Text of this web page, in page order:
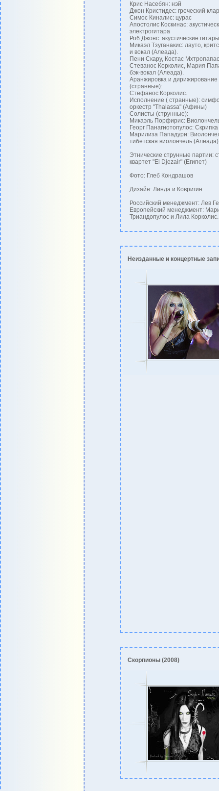
Крис Насебян: нэй
Джон Кристидес: греческий
Симос Киналис: цурас
Апостолис Коскинас:
электрогитара
Роб Джонс: акустические гитары
Микаэл Тзуганакис: лауто,
и вокал (Алеада).
Пени Скару, Костас
Стеванос Корколис, Мария
бэк-вокал (Алеада).
Аранжировка и дирижирование
(странные):
Стефанос Корколис.
Исполнение ( странные):
оркестр "Thalassa" (Афины)
Солисты (струнные):
Микаэль Порфирис:
Георг Панагиотопулос: Скрипка
Марилиза Пападури:
тибетская виолончель
Этнические струнные партии:
квартет "El Djezair" (Египет)
Фото: Глеб Кондрашов
Дизайн: Линда и Ковригин
Российский менеджмент: Лев
Европейский менеджмент:
Триандопулос и Лила Корколис.
Неизданные и концертные
Скорпионы (2008)